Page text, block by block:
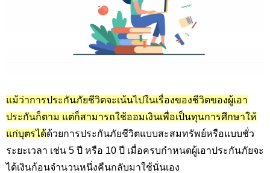
แม้ว่าการประกันภัยชีวิตจะเน้นไปในเรื่องของชีวิตของผู้เอา
ประกันก็ตาม แต่ก็สามารถใช้ออมเงินเพื่อเป็นทุนการศึกษาให้
แก่บุตรได้ด้วยการประกันภัยชีวิตแบบสะสมทรัพย์หรือแบบชั่ว
ระยะเวลา เช่น 5 ปี หรือ 10 ปี เมื่อครบกำหนดผู้เอาประกันภัยจะ
ได้เงินก้อนจำนวนหนึ่งคืนกลับมาใช้นั่นเอง